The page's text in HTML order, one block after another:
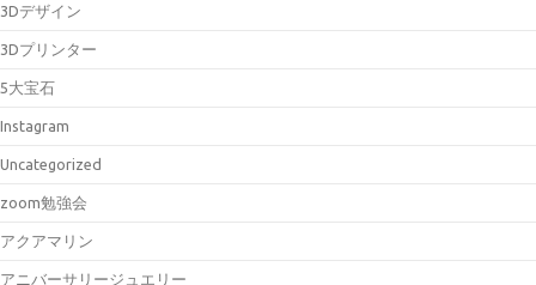
3Dデザイン
3Dプリンター
5大宝石
Instagram
Uncategorized
zoom勉強会
アクアマリン
アニバーサリージュエリー